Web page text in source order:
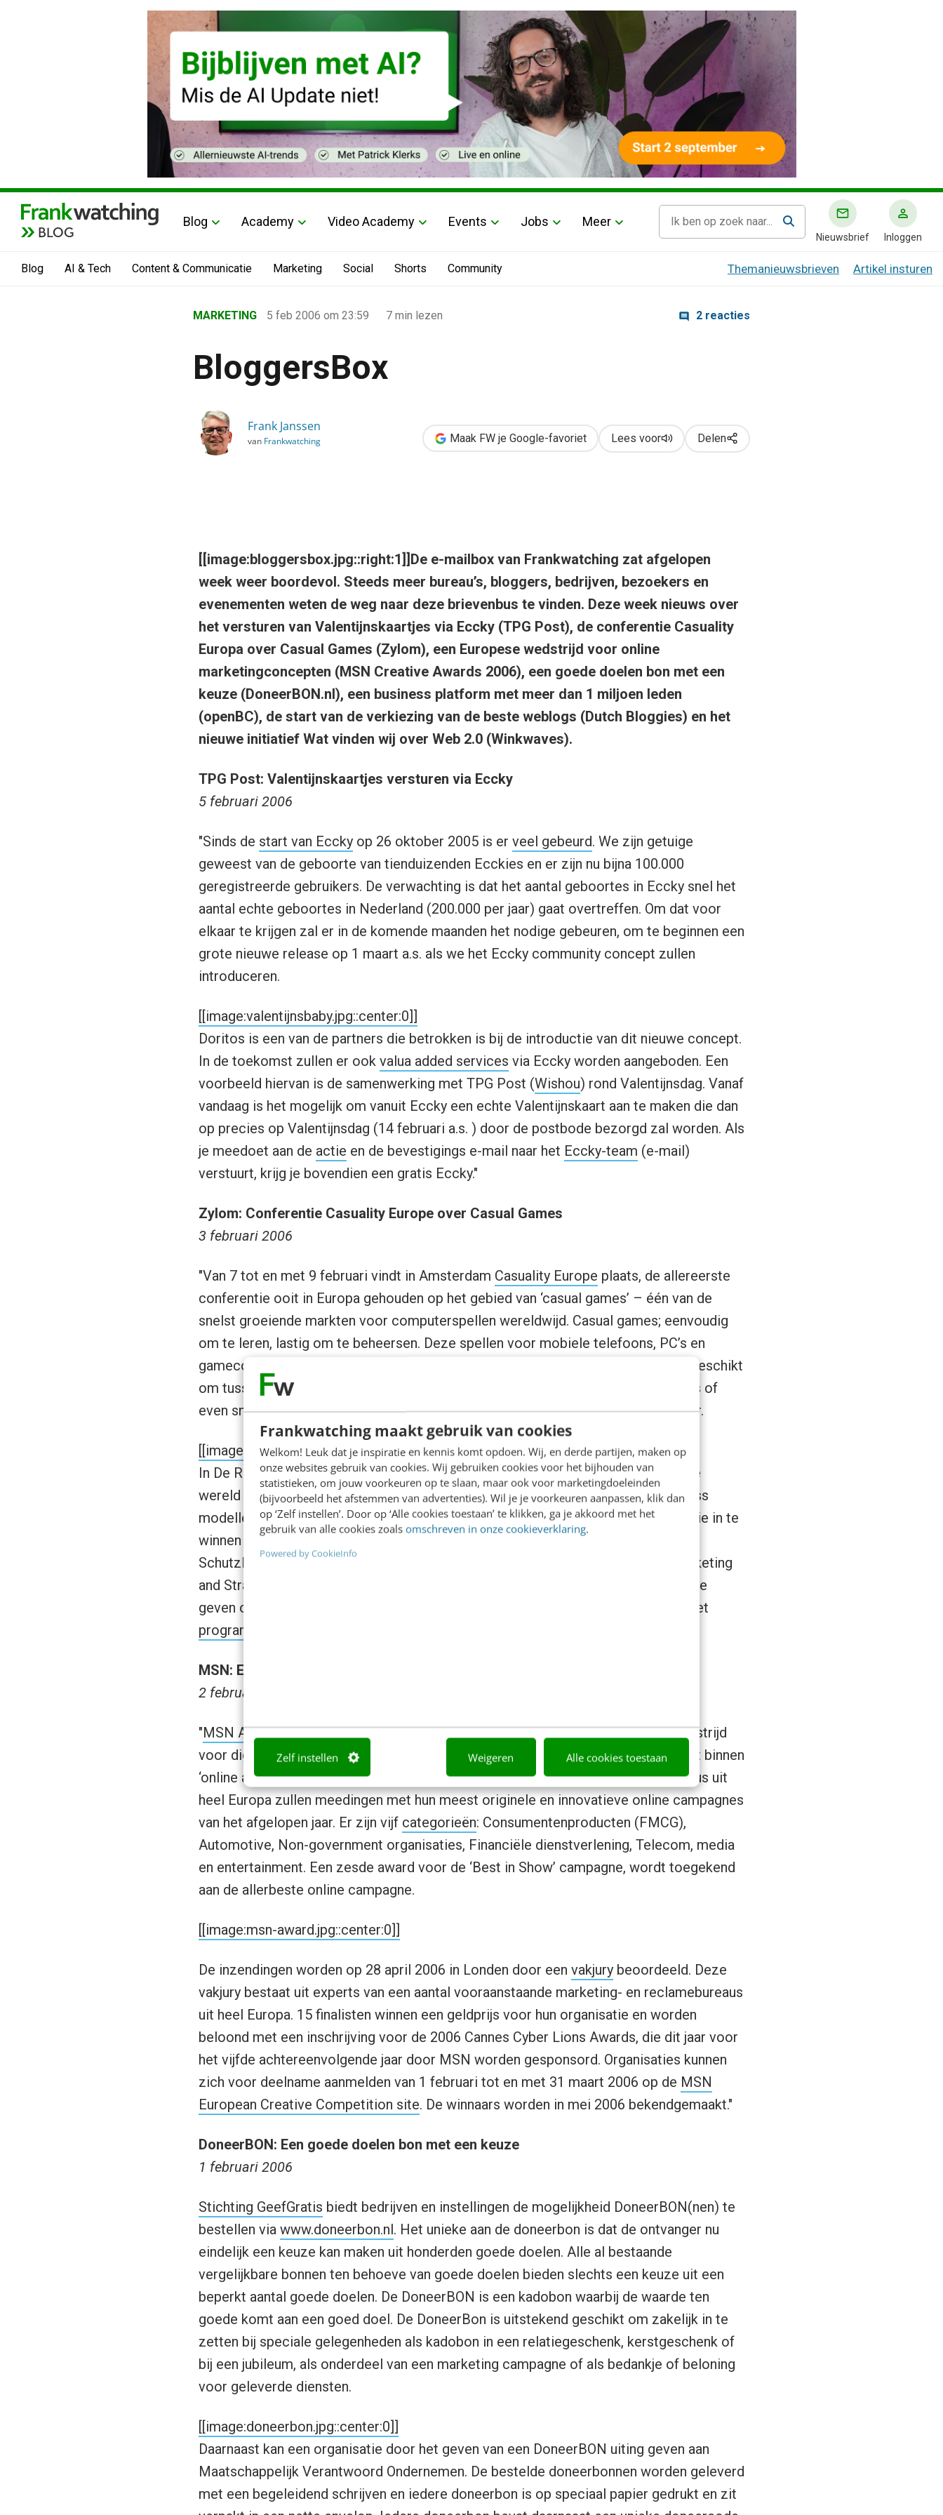
Frankwatching maakt gebruik van cookies
Welkom! Leuk dat je inspiratie en kennis komt opdoen. Wij, en derde partijen, maken op
onze websites gebruik van cookies. Wij gebruiken cookies voor het bijhouden van
statistieken, om jouw voorkeuren op te slaan, maar ook voor marketingdoeleinden
(bijvoorbeeld het afstemmen van advertenties). Wil je je voorkeuren aanpassen, klik dan
op ‘Zelf instellen’. Door op ‘Alle cookies toestaan’ te klikken, ga je akkoord met het
gebruik van alle cookies zoals omschreven in onze cookieverklaring.
Powered by CookieInfo
Zelf instellen Weigeren Alle cookies toestaan
BLOG
Blog Academy Video Academy Events Jobs Meer
Nieuwsbrief Inloggen
Blog AI & Tech Content & Communicatie Marketing Social Shorts Community Themanieuwsbrieven Artikel insturen
›
BloggersBox
MARKETING 5 feb 2006 om 23:59 7 min lezen 2 reacties
BloggersBox
Frank Janssen
van Frankwatching Maak FW je Google-favoriet Lees voor Delen
[[image:bloggersbox.jpg::right:1]]De e-mailbox van Frankwatching zat afgelopen
week weer boordevol. Steeds meer bureau’s, bloggers, bedrijven, bezoekers en
evenementen weten de weg naar deze brievenbus te vinden. Deze week nieuws over
het versturen van Valentijnskaartjes via Eccky (TPG Post), de conferentie Casuality
Europa over Casual Games (Zylom), een Europese wedstrijd voor online
marketingconcepten (MSN Creative Awards 2006), een goede doelen bon met een
keuze (DoneerBON.nl), een business platform met meer dan 1 miljoen leden
(openBC), de start van de verkiezing van de beste weblogs (Dutch Bloggies) en het
nieuwe initiatief Wat vinden wij over Web 2.0 (Winkwaves).
TPG Post: Valentijnskaartjes versturen via Eccky
5 februari 2006
"Sinds de start van Ecckyop 26 oktober 2005 is er veel gebeurd. We zijn getuige
geweest van de geboorte van tienduizenden Ecckies en er zijn nu bijna 100.000
geregistreerde gebruikers. De verwachting is dat het aantal geboortes in Eccky snel het
aantal echte geboortes in Nederland (200.000 per jaar) gaat overtreffen. Om dat voor
elkaar te krijgen zal er in de komende maanden het nodige gebeuren, om te beginnen een
grote nieuwe release op 1 maart a.s. als we het Eccky community concept zullen
introduceren.
[[image:valentijnsbaby.jpg::center:0]]
Doritos is een van de partners die betrokken is bij de introductie van dit nieuwe concept.
In de toekomst zullen er ook valua added services via Eccky worden aangeboden. Een
voorbeeld hiervan is de samenwerking met TPG Post (Wishou) rond Valentijnsdag. Vanaf
vandaag is het mogelijk om vanuit Eccky een echte Valentijnskaart aan te maken die dan
op precies op Valentijnsdag (14 februari a.s. ) door de postbode bezorgd zal worden. Als
je meedoet aan de actie en de bevestigings e-mail naar het Eccky-team (e-mail)
verstuurt, krijg je bovendien een gratis Eccky."
Zylom: Conferentie Casuality Europe over Casual Games
3 februari 2006
"Van 7 tot en met 9 februari vindt in Amsterdam Casuality Europe plaats, de allereerste
conferentie ooit in Europa gehouden op het gebied van ‘casual games’ – één van de
snelst groeiende markten voor computerspellen wereldwijd. Casual games; eenvoudig
om te leren, lastig om te beheersen. Deze spellen voor mobiele telefoons, PC’s en
gameconsoles zijn goedkoop in de aanschaf, eenvoudig te downloaden en zeer geschikt
om tussendoor te spelen – bijvoorbeeld in de trein, tijdens het wachten op de bus of
even snel voor het avondeten. De spellen lijken vooral onder vrouwen erg populair.
[[image:casuality.jpg::center:1]]
In De Rode Hoed in Amsterdam brengt Casuality Europe kopstukken samen uit de
wereld van casual gaming om thema’s als de toekomst van het fenomeen, business
modellen en groeistrategieën te bespreken. Een uitgelezen moment om informatie in te
winnen over deze groeiende markt. Casual Gaming Industry leaders als Michael
Schutzler (SVP World Wide Games RealNetworks), Gabe Zichermann (Chief Marketing
and Strategy Officer Boonty Games) en Rugter Peters (CEO Zylom) zullen hun visie
geven op de ontwikkeling van de casual gaming industrie. Meer informatie over het
programma
MSN: Europese wedstrijd voor online marketingconcepten
2 februari 2006
"MSN Advertisingkondigt de MSN European Creative Awards 2006 aan: een wedstrijd
voor digitale concepten. Met deze wedstrijd wil MSN creativiteit en innovativiteit binnen
‘online advertising’ stimuleren. Verwacht wordt dat marketing- en reclame¬bureaus uit
heel Europa zullen meedingen met hun meest originele en innovatieve online campagnes
van het afgelopen jaar. Er zijn vijf categorieën: Consumentenproducten (FMCG),
Automotive, Non-government organisaties, Financiële dienstverlening, Telecom, media
en entertainment. Een zesde award voor de ‘Best in Show’ campagne, wordt toegekend
aan de allerbeste online campagne.
[[image:msn-award.jpg::center:0]]
De inzendingen worden op 28 april 2006 in Londen door een vakjurybeoordeeld. Deze
vakjury bestaat uit experts van een aantal vooraanstaande marketing- en reclamebureaus
uit heel Europa. 15 finalisten winnen een geldprijs voor hun organisatie en worden
beloond met een inschrijving voor de 2006 Cannes Cyber Lions Awards, die dit jaar voor
het vijfde achtereenvolgende jaar door MSN worden gesponsord. Organisaties kunnen
zich voor deelname aanmelden van 1 februari tot en met 31 maart 2006 op de MSN
European Creative Competition site. De winnaars worden in mei 2006 bekendgemaakt."
DoneerBON: Een goede doelen bon met een keuze
1 februari 2006
Stichting GeefGratis biedt bedrijven en instellingen de mogelijkheid DoneerBON(nen) te
bestellen via www.doneerbon.nl. Het unieke aan de doneerbon is dat de ontvanger nu
eindelijk een keuze kan maken uit honderden goede doelen. Alle al bestaande
vergelijkbare bonnen ten behoeve van goede doelen bieden slechts een keuze uit een
beperkt aantal goede doelen. De DoneerBON is een kadobon waarbij de waarde ten
goede komt aan een goed doel. De DoneerBon is uitstekend geschikt om zakelijk in te
zetten bij speciale gelegenheden als kadobon in een relatiegeschenk, kerstgeschenk of
bij een jubileum, als onderdeel van een marketing campagne of als bedankje of beloning
voor geleverde diensten.
[[image:doneerbon.jpg::center:0]]
Daarnaast kan een organisatie door het geven van een DoneerBON uiting geven aan
Maatschappelijk Verantwoord Ondernemen. De bestelde doneerbonnen worden geleverd
met een begeleidend schrijven en iedere doneerbon is op speciaal papier gedrukt en zit